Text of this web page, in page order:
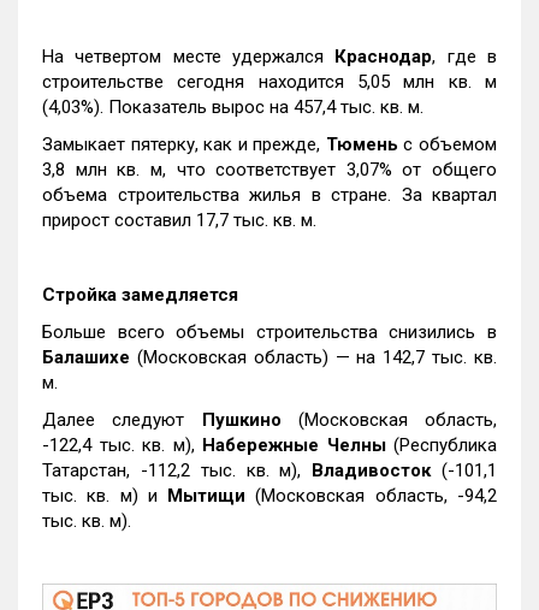
На четвертом месте удержался Краснодар, где в
строительстве сегодня находится 5,05 млн кв. м
(4,03%). Показатель вырос на 457,4 тыс. кв. м.
Замыкает пятерку, как и прежде, Тюмень с объемом
3,8 млн кв. м, что соответствует 3,07% от общего
объема строительства жилья в стране. За квартал
прирост составил 17,7 тыс. кв. м.
Стройка замедляется
Больше всего объемы строительства снизились в
Балашихе (Московская область) — на 142,7 тыс. кв.
м.
Далее следуют Пушкино (Московская область,
-122,4 тыс. кв. м), Набережные Челны(Республика
Татарстан, -112,2 тыс. кв. м), Владивосток(-101,1
тыс. кв. м) и Мытищи (Московская область, -94,2
тыс. кв. м).